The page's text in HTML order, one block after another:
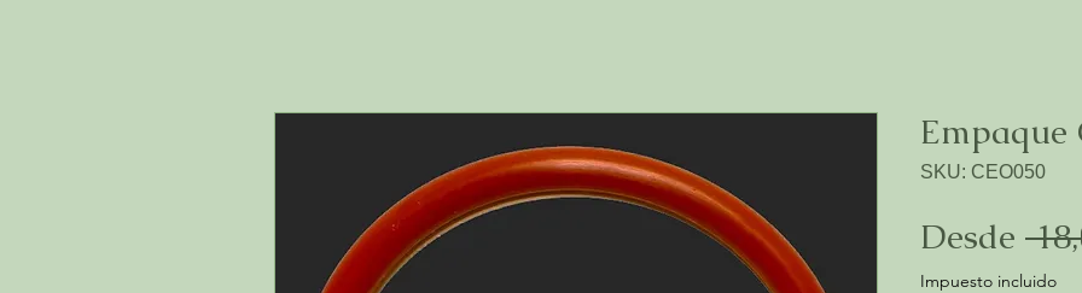
Empaque
SKU: CEO050
Desde
Impuesto incluido